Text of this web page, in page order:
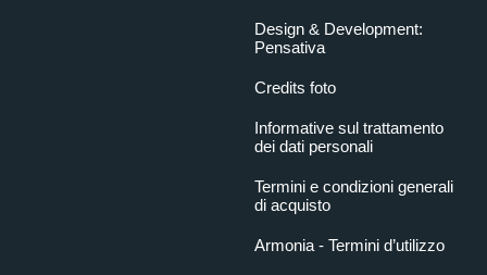
Design & Development:
Pensativa
Credits foto
Informative sul trattamento
dei dati personali
Termini e condizioni generali
di acquisto
Armonia - Termini d’utilizzo